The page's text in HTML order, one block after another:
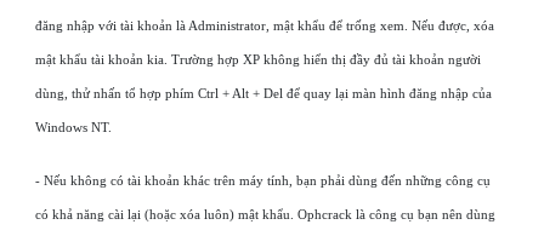
đăng nhập với tài khoản là Administrator, mật khẩu để trống xem. Nếu được, xóa
mật khẩu tài khoản kia. Trường hợp XP không hiển thị đầy đủ tài khoản người
dùng, thử nhấn tổ hợp phím Ctrl + Alt + Del để quay lại màn hình đăng nhập của
Windows NT.
- Nếu không có tài khoản khác trên máy tính, bạn phải dùng đến những công cụ
có khả năng cài lại (hoặc xóa luôn) mật khẩu. Ophcrack là công cụ bạn nên dùng